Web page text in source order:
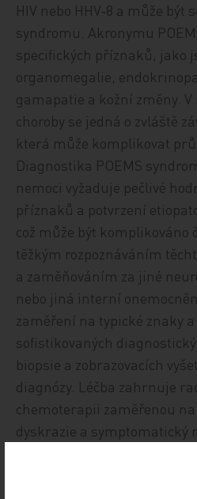
HIV nebo HHV‑8 a může být
syndromu. Akronymu
specifických příznaků, jako
organomegalie,
gamapatie a kožní změny.
choroby se jedná o zvláště
která může komplikovat
Diagnostika POEMS
nemoci vyžaduje pečlivé
příznaků a potvrzení
což může být komplikováno
těžkým rozpoznáváním
a zaměňováním za jiné
nebo jiná interní
zaměření na typické znaky
sofistikovaných
biopsie a zobrazovacích
diagnózy. Léčba zahrnuje
chemoterapii zaměřenou
dyskrazie a